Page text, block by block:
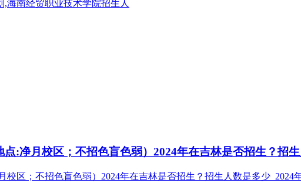
:净月校区；不招色盲色弱）2024年在吉林是否招生？招